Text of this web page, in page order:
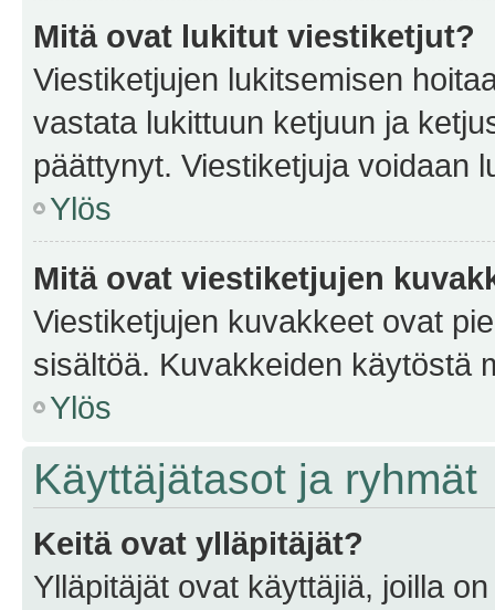
Mitä ovat lukitut viestiketjut?
Viestiketjujen lukitsemisen
vastata lukittuun ketjuun ja
päättynyt. Viestiketjuja voidaan
Ylös
Mitä ovat viestiketjujen
Viestiketjujen kuvakkeet ovat
sisältöä. Kuvakkeiden käytöstä
Ylös
Käyttäjätasot ja ryhmät
Keitä ovat ylläpitäjät?
Ylläpitäjät ovat käyttäjiä, joilla